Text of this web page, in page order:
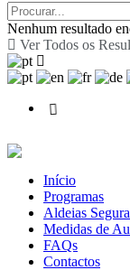
Nenhum resultado
Ver Todos os
Início
Programas
Aldeias
Medidas de
FAQs
Contactos